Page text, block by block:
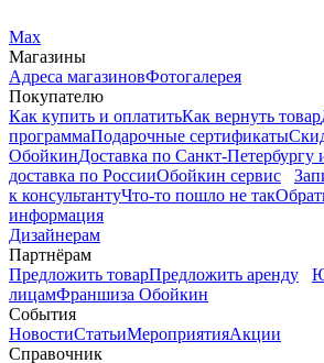
Max
Магазины
Адреса магазиновФотогалерея
Покупателю
Как купить и оплатитьКак вернуть товар
программаПодарочные сертификаты
ОбойкинДоставка по Санкт-Петербургу
доставка по РоссииОбойкин сервис
к консультантуЧто-то пошло не так
информация
Дизайнерам
Партнёрам
Предложить товарПредложить аренду
лицамФраншиза Обойкин
События
НовостиСтатьиМероприятияАкции
Справочник